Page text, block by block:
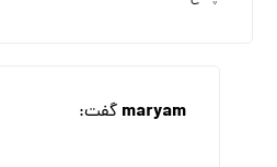
maryam گفت: